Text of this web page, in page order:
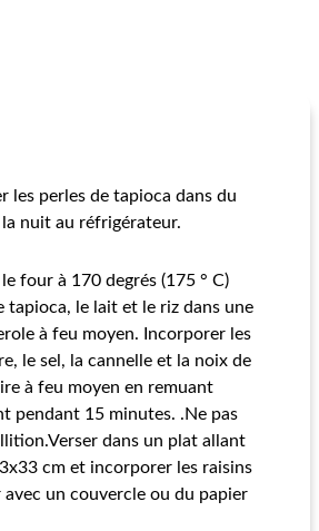
les perles de tapioca dans du
nuit au réfrigérateur.
four à 170 degrés (175 ° C)
tapioca, le lait et le riz dans une
à feu moyen. Incorporer les
le sel, la cannelle et la noix de
à feu moyen en remuant
pendant 15 minutes. .Ne pas
dans un plat allant
cm et incorporer les raisins
avec un couvercle ou du papier